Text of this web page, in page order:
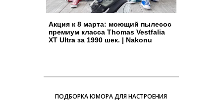
Акция к 8 марта: моющий пылесос
премиум класса Thomas Vestfalia
XT Ultra за 1990 шек. | Nakonu
ПОДБОРКА ЮМОРА ДЛЯ НАСТРОЕНИЯ